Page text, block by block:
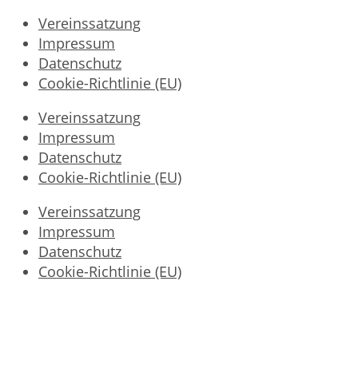
Vereinssatzung
Impressum
Datenschutz
Cookie-Richtlinie (EU)
Vereinssatzung
Impressum
Datenschutz
Cookie-Richtlinie (EU)
Vereinssatzung
Impressum
Datenschutz
Cookie-Richtlinie (EU)